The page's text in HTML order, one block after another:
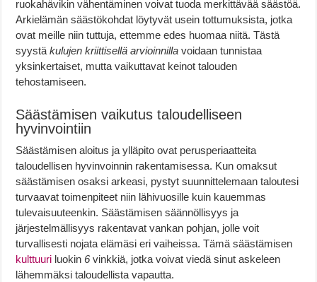
ruokahävikin vähentäminen voivat tuoda merkittävää säästöä.
Arkielämän säästökohdat löytyvät usein tottumuksista, jotka
ovat meille niin tuttuja, ettemme edes huomaa niitä. Tästä
syystäkulujen kriittisellä arvioinnilla voidaan tunnistaa
yksinkertaiset, mutta vaikuttavat keinot talouden
tehostamiseen.
Säästämisen vaikutus taloudelliseen
hyvinvointiin
Säästämisen aloitus ja ylläpito ovat perusperiaatteita
taloudellisen hyvinvoinnin rakentamisessa. Kun omaksut
säästämisen osaksi arkeasi, pystyt suunnittelemaan taloutesi
turvaavat toimenpiteet niin lähivuosille kuin kauemmas
tulevaisuuteenkin. Säästämisen säännöllisyys ja
järjestelmällisyys rakentavat vankan pohjan, jolle voit
turvallisesti nojata elämäsi eri vaiheissa. Tämä säästämisen
kulttuuri luokin6vinkkiä, jotka voivat viedä sinut askeleen
lähemmäksi taloudellista vapautta.